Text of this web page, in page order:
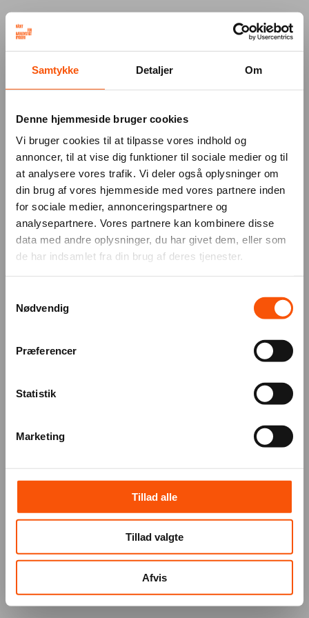
Samtykke Detaljer Om
Denne hjemmeside bruger cookies
Vi bruger cookies til at tilpasse vores indhold og
annoncer, til at vise dig funktioner til sociale medier og til
at analysere vores trafik. Vi deler også oplysninger om
din brug af vores hjemmeside med vores partnere inden
for sociale medier, annonceringspartnere og
analysepartnere. Vores partnere kan kombinere disse
data med andre oplysninger, du har givet dem, eller som
de har indsamlet fra din brug af deres tjenester.
Nødvendig
Præferencer
Statistik
Marketing
Tillad alle
Tillad valgte
Afvis
Your browser was unable to load
again in a few moments and make sure not
to use ad-blockers.